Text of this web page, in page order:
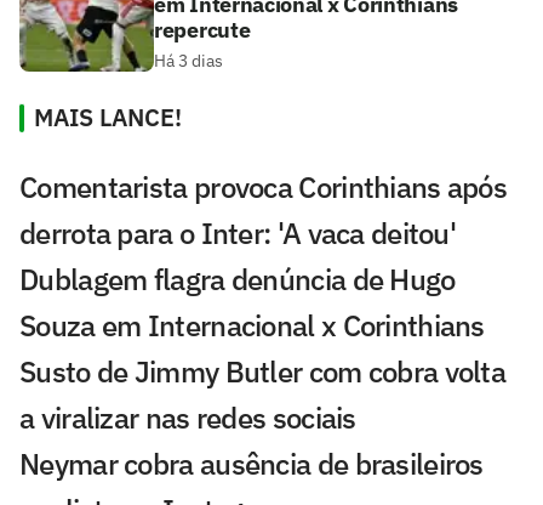
repercute
Há 3 dias
MAIS LANCE!
Comentarista provoca Corinthians após
derrota para o Inter: 'A vaca deitou'
Dublagem flagra denúncia de Hugo
Souza em Internacional x Corinthians
Susto de Jimmy Butler com cobra volta
a viralizar nas redes sociais
Neymar cobra ausência de brasileiros